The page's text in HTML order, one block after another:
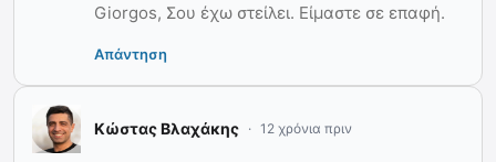
Giorgos, Σου έχω στείλει. Είμαστε σε επαφή.
Απάντηση
Κώστας Βλαχάκης 12 χρόνια πριν